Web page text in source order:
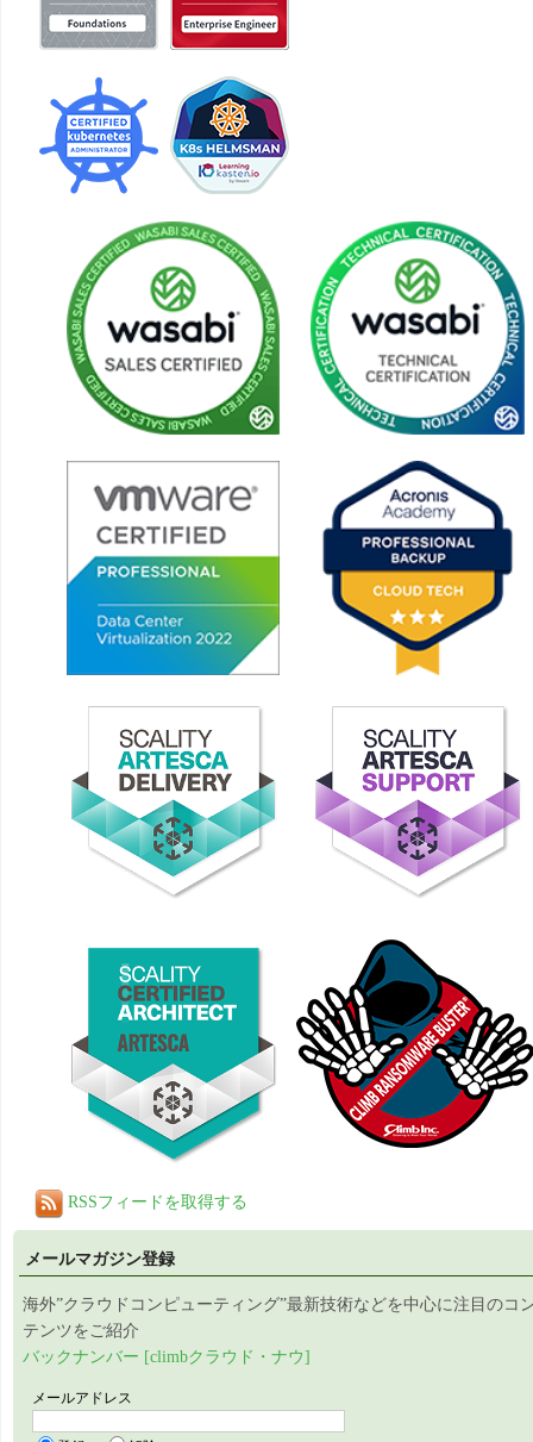
RSSフィードを取得する
メールマガジン登録
海外”クラウドコンピューティング”最新技術などを中心に注目のコ
テンツをご紹介
バックナンバー [climbクラウド・ナウ]